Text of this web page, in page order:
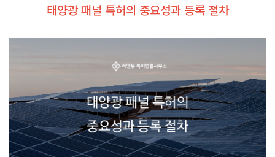
태양광 패널 특허의 중요성과 등록 절차